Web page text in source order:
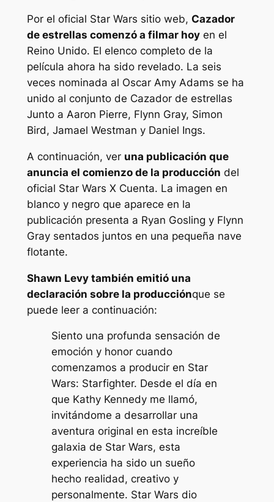
Por el oficial Star Wars sitio web, Cazador
de estrellas comenzó a filmar hoyen el
Reino Unido. El elenco completo de la
película ahora ha sido revelado. La seis
veces nominada al Oscar Amy Adams se ha
unido al conjunto de Cazador de estrellas
Junto a Aaron Pierre, Flynn Gray, Simon
Bird, Jamael Westman y Daniel Ings.
A continuación, ver una publicación que
anuncia el comienzo de la producción del
oficial Star Wars X Cuenta. La imagen en
blanco y negro que aparece en la
publicación presenta a Ryan Gosling y Flynn
Gray sentados juntos en una pequeña nave
flotante.
Shawn Levy también emitió una
declaración sobre la producciónque se
puede leer a continuación:
Siento una profunda sensación de
emoción y honor cuando
comenzamos a producir en Star
Wars: Starfighter. Desde el día en
que Kathy Kennedy me llamó,
invitándome a desarrollar una
aventura original en esta increíble
galaxia de Star Wars, esta
experiencia ha sido un sueño
hecho realidad, creativo y
personalmente. Star Wars dio